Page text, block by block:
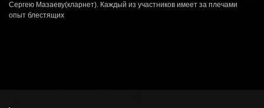
Сергею Мазаеву(кларнет). Каждый из участников имеет за плечами
опыт блестящих